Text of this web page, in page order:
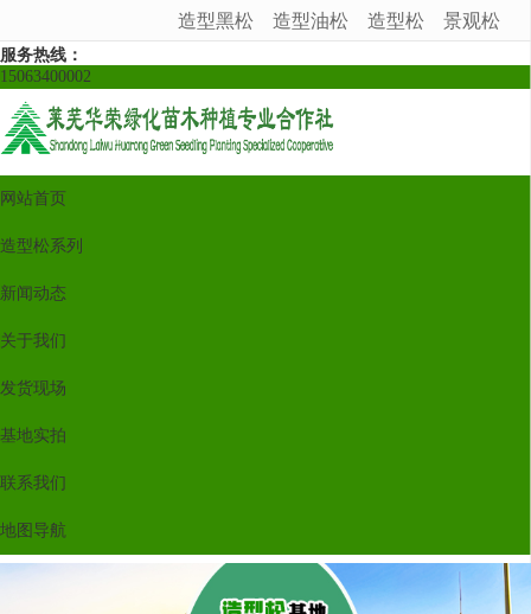
很遗憾，因您的浏览器版本过低导致无法获得最佳浏览体验，推荐下载安装谷歌浏览器！
造型黑松 造型油松 造型松 景观松
服务热线：
15063400002
网站首页
造型松系列
新闻动态
关于我们
发货现场
基地实拍
联系我们
地图导航